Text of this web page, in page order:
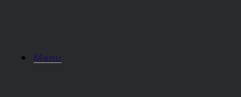
Menu